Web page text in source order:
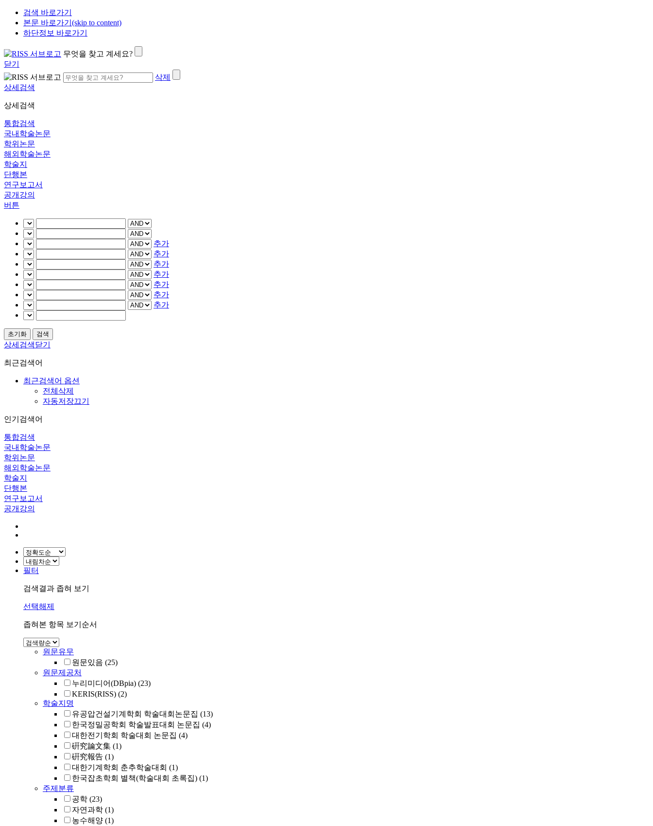
검색 바로가기
본문 바로가기(skip to content)
하단정보 바로가기
무엇을 찾고 계세요?
닫기
삭제
상세검색
상세검색
통합검색
국내학술논문
학위논문
해외학술논문
학술지
단행본
연구보고서
공개강의
버튼
추가
추가
추가
추가
추가
추가
추가
상세검색닫기
최근검색어
최근검색어 옵션
전체삭제
자동저장끄기
인기검색어
통합검색
국내학술논문
학위논문
해외학술논문
학술지
단행본
연구보고서
공개강의
필터
검색결과 좁혀 보기
선택해제
좁혀본 항목 보기순서
원문유무
원문있음 (25)
원문제공처
누리미디어(DBpia) (23)
KERIS(RISS) (2)
학술지명
유공압건설기계학회 학술대회논문집 (13)
한국정밀공학회 학술발표대회 논문집 (4)
대한전기학회 학술대회 논문집 (4)
硏究論文集 (1)
硏究報告 (1)
대한기계학회 춘추학술대회 (1)
한국잡초학회 별책(학술대회 초록집) (1)
주제분류
공학 (23)
자연과학 (1)
농수해양 (1)